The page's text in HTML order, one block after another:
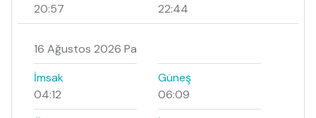
20:57
22:44
16 Ağustos 2026 Pa
İmsak
04:12
Güneş
06:09